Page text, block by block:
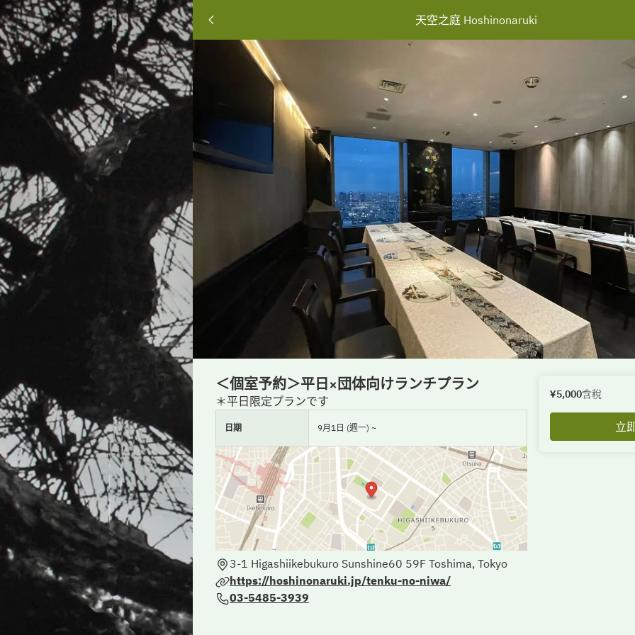
天空之庭 Hoshinonaruki
＜個室予約＞平日×団体向けランチプラン
＊平日限定プランです
日期 9月1日 (週一) ~
3-1 Higashiikebukuro Sunshine60 59F Toshima, Tokyo
https://hoshinonaruki.jp/tenku-no-niwa/
03-5485-3939
¥5,000含稅
立